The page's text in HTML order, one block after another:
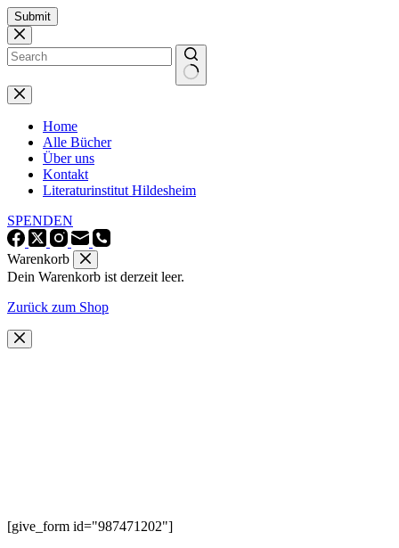
Submit Zum
Inhalt
springen
Keine
Ergebnisse
Home
Alle Bücher
Über uns
Kontakt
Literaturinstitut Hildesheim
SPENDEN
Warenkorb
Dein Warenkorb ist derzeit leer.
Zurück zum Shop
[give_form id="987471202"]